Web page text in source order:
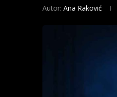
Autor: Ana Raković